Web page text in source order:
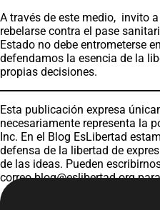
A través de este medio, invito
rebelarse contra el pase
Estado no debe entrometerse
defendamos la esencia de la
propias decisiones.
Esta publicación expresa
necesariamente representa la
Inc. En el Blog EsLibertad
defensa de la libertad de
de las ideas. Pueden
correoblog@eslibertad.org